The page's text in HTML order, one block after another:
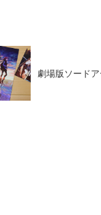
劇場版ソード